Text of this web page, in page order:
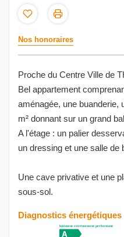
Nos honoraires
Proche du Centre Ville de
Bel appartement
aménagée, une buanderie,
m² donnant sur un grand
A l'étage : un palier
un dressing et une salle de
Une cave privative et une
sous-sol.
Diagnostics énergétiques